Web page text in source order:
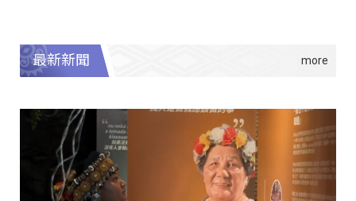
最新新聞